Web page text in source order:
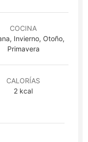
COCINA
Invierno, Otoño,
Primavera
CALORÍAS
2 kcal